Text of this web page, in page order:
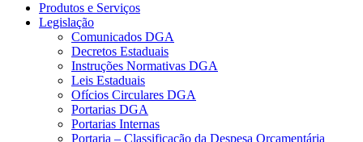
Produtos e Serviços
Legislação
Comunicados DGA
Decretos Estaduais
Instruções Normativas DGA
Leis Estaduais
Ofícios Circulares DGA
Portarias DGA
Portarias Internas
Portaria – Classificação da Despesa Orçamentária